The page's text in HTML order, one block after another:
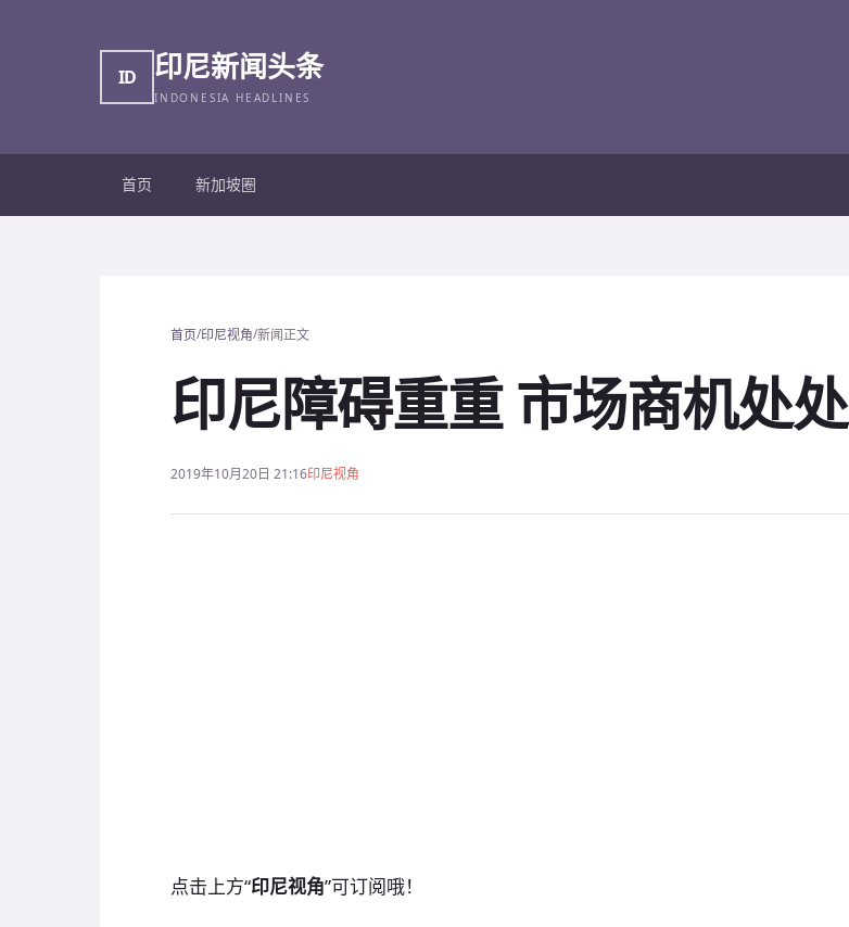
ID 印尼新闻头条
INDONESIA HEADLINES
首页 新加坡圈
首页/印尼视角/新闻正文
印尼障碍重重 市场商机处处
2019年10月20日 21:16印尼视角
点击上方“印尼视角”可订阅哦！